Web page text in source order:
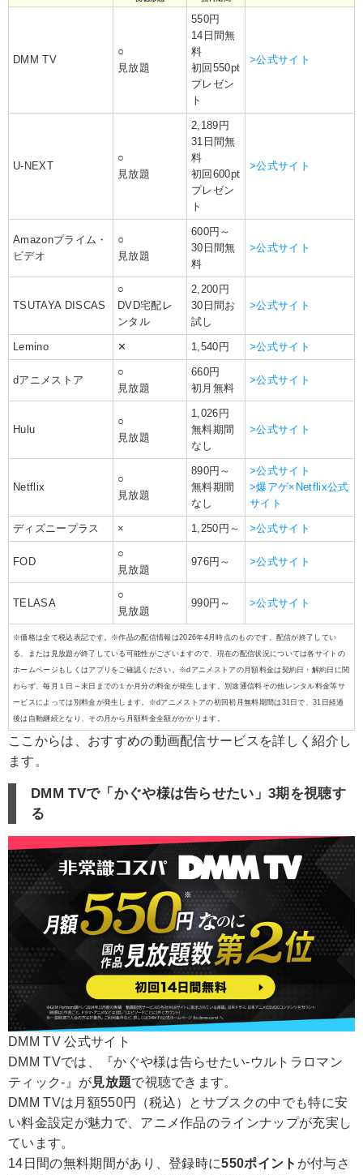
DMM TV
○
見放題
550円
14日間無
料
初回550pt
プレゼン
ト
>公式サイト
U-NEXT
○
見放題
2,189円
31日間無
料
初回600pt
プレゼン
ト
>公式サイト
Amazonプライム・
ビデオ
○
見放題
600円～
30日間無
料
>公式サイト
TSUTAYA DISCAS
○
DVD宅配レ
ンタル
2,200円
30日間お
試し
>公式サイト
Lemino ✕ 1,540円 >公式サイト
dアニメストア
○
見放題
660円
初月無料
>公式サイト
Hulu
○
見放題
1,026円
無料期間
なし
>公式サイト
Netflix
○
見放題
890円～
無料期間
なし
>公式サイト
>爆アゲ×Netflix公式
サイト
ディズニープラス × 1,250円～ >公式サイト
FOD
○
見放題
976円～ >公式サイト
TELASA
○
見放題
990円～ >公式サイト
※価格は全て税込表記です。※作品の配信情報は2026年4月時点のものです。配信が終了してい
る、または見放題が終了している可能性がございますので、現在の配信状況については各サイトの
ホームページもしくはアプリをご確認ください。※dアニメストアの月額料金は契約日・解約日に関
わらず、毎月１日～末日までの１か月分の料金が発生します。別途通信料その他レンタル料金等サ
ービスによっては別料金が発生します。※dアニメストアの初回初月無料期間は31日で、31日経過
後は自動継続となり、その月から月額料金全額がかかります。
ここからは、おすすめの動画配信サービスを詳しく紹介し
ます。
DMM TVで「かぐや様は告らせたい」3期を視聴す
る
DMM TV 公式サイト
DMM TVでは、『かぐや様は告らせたい-ウルトラロマン
ティック-』が見放題で視聴できます。
DMM TVは月額550円（税込）とサブスクの中でも特に安
い料金設定が魅力で、アニメ作品のラインナップが充実し
ています。
14日間の無料期間があり、登録時に550ポイント が付与さ